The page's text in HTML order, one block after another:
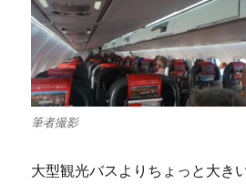
筆者撮影
大型観光バスよりちょっと大き